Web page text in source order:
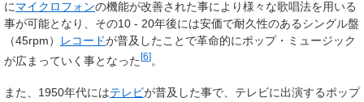
にマイクロフォンの機能が改善された事により様々な歌唱法を用いる
事が可能となり、その10 - 20年後には安価で耐久性のあるシングル盤
（45rpm）
レコードが普及したことで革命的にポップ・ミュージック
が広まっていく事となった[6]。
また、1950年代にはテレビが普及した事で、テレビに出演するポップ